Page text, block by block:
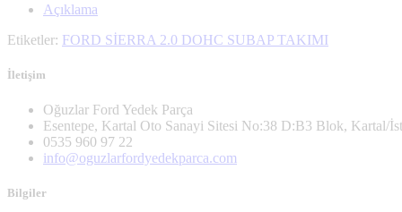
Açıklama
Etiketler: FORD SİERRA 2.0 DOHC SUBAP TAKIMI
İletişim
Oğuzlar Ford Yedek Parça
Esentepe, Kartal Oto Sanayi Sitesi No:38 D:B3 Blok, Kartal/
0535 960 97 22
info@oguzlarfordyedekparca.com
Bilgiler